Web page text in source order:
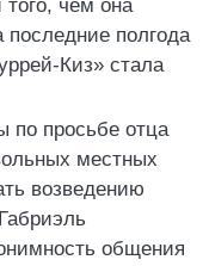
чем она
последние полгода
Киз» стала
по просьбе отца
местных
возведению
общения